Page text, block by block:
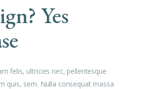
Yes
felis, ultricies nec, pellentesque
quis, sem. Nulla consequat massa